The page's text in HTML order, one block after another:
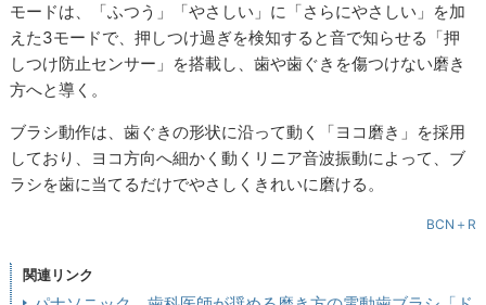
モードは、「ふつう」「やさしい」に「さらにやさしい」を加
えた3モードで、押しつけ過ぎを検知すると音で知らせる「押
しつけ防止センサー」を搭載し、歯や歯ぐきを傷つけない磨き
方へと導く。
ブラシ動作は、歯ぐきの形状に沿って動く「ヨコ磨き」を採用
しており、ヨコ方向へ細かく動くリニア音波振動によって、ブ
ラシを歯に当てるだけでやさしくきれいに磨ける。
BCN＋R
関連リンク